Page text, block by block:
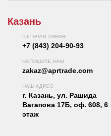
Казань
ГОРЯЧАЯ ЛИНИЯ
+7 (843) 204-90-93
НАПИШИТЕ НАМ
zakaz@aprtrade.com
НАШ АДРЕС
г. Казань, ул. Рашида
Вагапова 17Б, оф. 608, 6
этаж